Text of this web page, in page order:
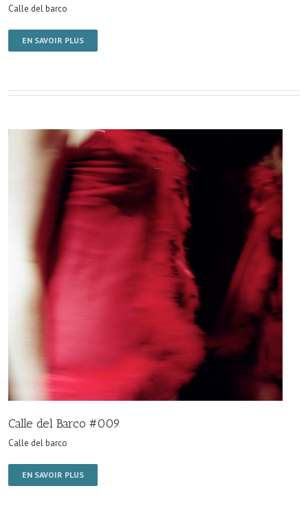
Calle del barco
EN SAVOIR PLUS
Calle del Barco #009
Calle del barco
EN SAVOIR PLUS